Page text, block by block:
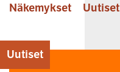
Näkemykset
Uutiset
Uutiset